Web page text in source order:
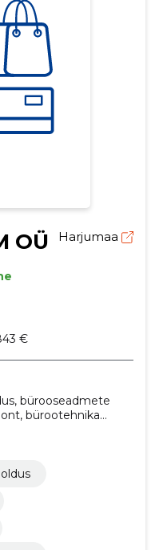
OÜ Harjumaa
€
bürooseadmete
bürootehnika
hooldus,
Konica Minolta
edasimüüja Eestis,